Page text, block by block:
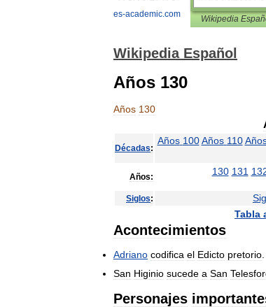
es-academic.com Wikipedia
Wikipedia Español
Años 130
Años 130
Décadas:
Años 100 Años 110
Años: 130 131
Siglos:
Tabla
Acontecimientos
Adriano codifica el Edicto pretorio
San Higinio sucede a San
Personajes